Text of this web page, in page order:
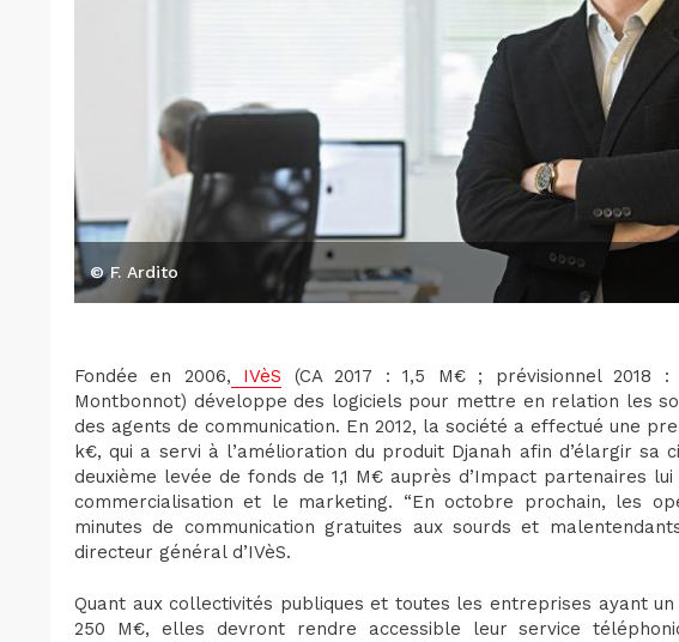
© F. Ardito
Fondée en 2006, IVèS (CA 2017 : 1,5 M€ ; prévisionnel 2018
Montbonnot) développe des logiciels pour mettre en relation les
des agents de communication. En 2012, la société a effectué une
k€, qui a servi à l’amélioration du produit Djanah afin d’élargir sa
deuxième levée de fonds de 1,1 M€ auprès d’Impact partenaires
commercialisation et le marketing. “En octobre prochain, les
minutes de communication gratuites aux sourds et
directeur général d’IVèS.
Quant aux collectivités publiques et toutes les entreprises ayant
250 M€, elles devront rendre accessible leur service